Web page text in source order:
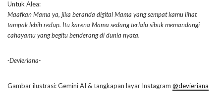
Untuk Alea:
Maafkan Mama ya, jika beranda digital Mama yang sempat kamu lihat
tampak lebih redup. Itu karena Mama sedang terlalu sibuk memandangi
cahayamu yang begitu benderang di dunia nyata.
-Devieriana-
Gambar ilustrasi: Gemini AI & tangkapan layar Instagram @devieriana